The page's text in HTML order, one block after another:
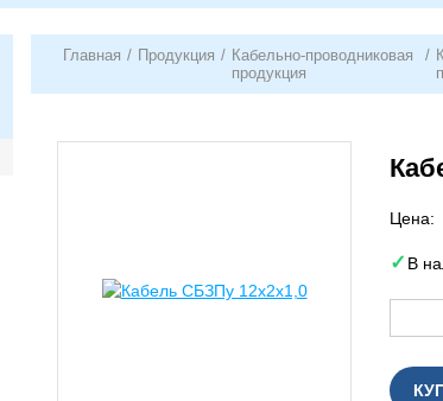
Главная / Продукция / Кабельно-проводниковая
продукция
/
Цена:
В